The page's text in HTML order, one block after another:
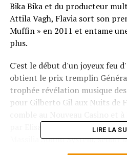
Bika Bika et du producteur
Attila Vagh, Flavia sort son
Muffin » en 2011 et entame
plus.
C'est le début d'un joyeux feu
obtient le prix tremplin
trophée révélation musique
pour Gilberto Gil aux Nuits de
par Elisa Do Brazil, DJ
Massilia Sound System, séduit
Guardian au Times, enregistre
LIRE LA